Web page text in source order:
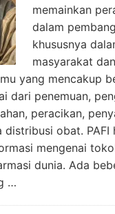
memainkan
dalam
khususnya
masyarakat
yang mencakup
dari penemuan,
peracikan,
distribusi obat. PAFI
mengenai
dunia. Ada
…